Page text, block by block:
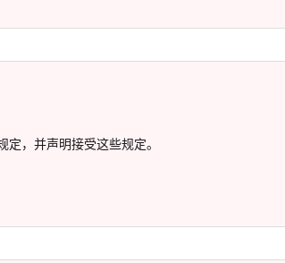
，并声明接受这些规定。